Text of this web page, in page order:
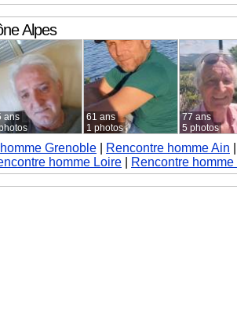
Alpes
ans
61 ans
1 photos
77 ans
5 photos
Grenoble Rencontre homme Ain
homme Loire Rencontre